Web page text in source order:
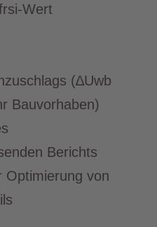
Wert
(∆Uwb
Bauvorhaben)
Berichts
Optimierung von